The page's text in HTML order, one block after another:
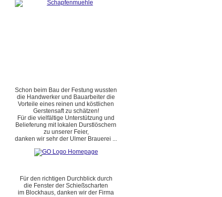
Schon beim Bau der Festung wussten
die Handwerker und Bauarbeiter die
Vorteile eines reinen und köstlichen
Gerstensaft zu schätzen!
Für die vielfältige Unterstützung und
Belieferung mit lokalen Durstlöschern
zu unserer Feier,
danken wir sehr der Ulmer Brauerei ...
Für den richtigen Durchblick durch
die Fenster der Schießscharten
im Blockhaus, danken wir der Firma